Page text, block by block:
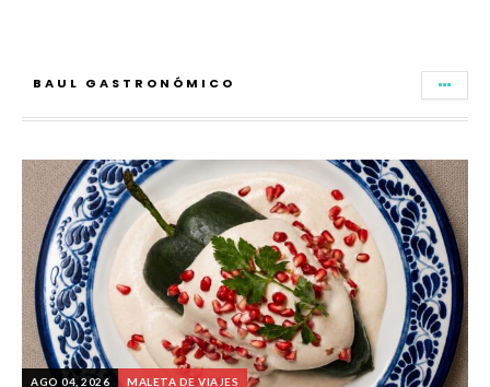
BAUL GASTRONÓMICO
AGO 04, 2026 MALETA DE VIAJES